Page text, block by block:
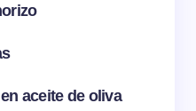
aceite de oliva